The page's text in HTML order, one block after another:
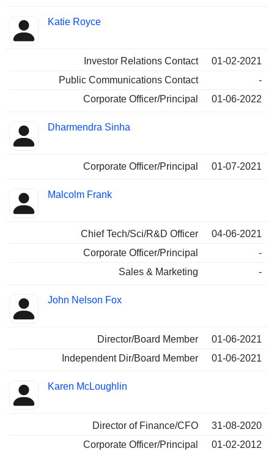
Katie Royce
Investor Relations Contact
01-02-2021
Public Communications Contact
-
Corporate Officer/Principal
01-06-2022
Dharmendra Sinha
Corporate Officer/Principal 01-07-2021
Malcolm Frank
Chief Tech/Sci/R&D Officer
04-06-2021
Corporate Officer/Principal
-
Sales & Marketing
-
John Nelson Fox
Director/Board Member
01-06-2021
Independent Dir/Board Member
01-06-2021
Karen McLoughlin
Director of Finance/CFO
31-08-2020
Corporate Officer/Principal
01-02-2012